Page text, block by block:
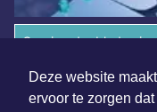
Deze website
ervoor te zorgen
Overige dagbladen in
Algemene voorwaarden